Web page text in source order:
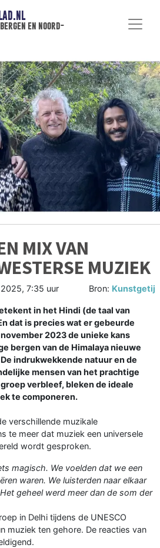
en noord-
MIX VAN
MUZIEK
7:35 uur Bron: Kunstgetij
in het Hindi (de taal van
dat is precies wat er gebeurde
2023 de unieke kans
bergen van de Himalaya nieuwe
indrukwekkende natuur en de
mensen van het prachtige
verbleef, bleken de ideale
te componeren.
verschillende muzikale
te meer dat muziek een universele
wordt gesproken.
magisch. We voelden dat we een
waren. We luisterden naar elkaar
geheel werd meer dan de som der
in Delhi tijdens de UNESCO
muziek ten gehore. De reacties van